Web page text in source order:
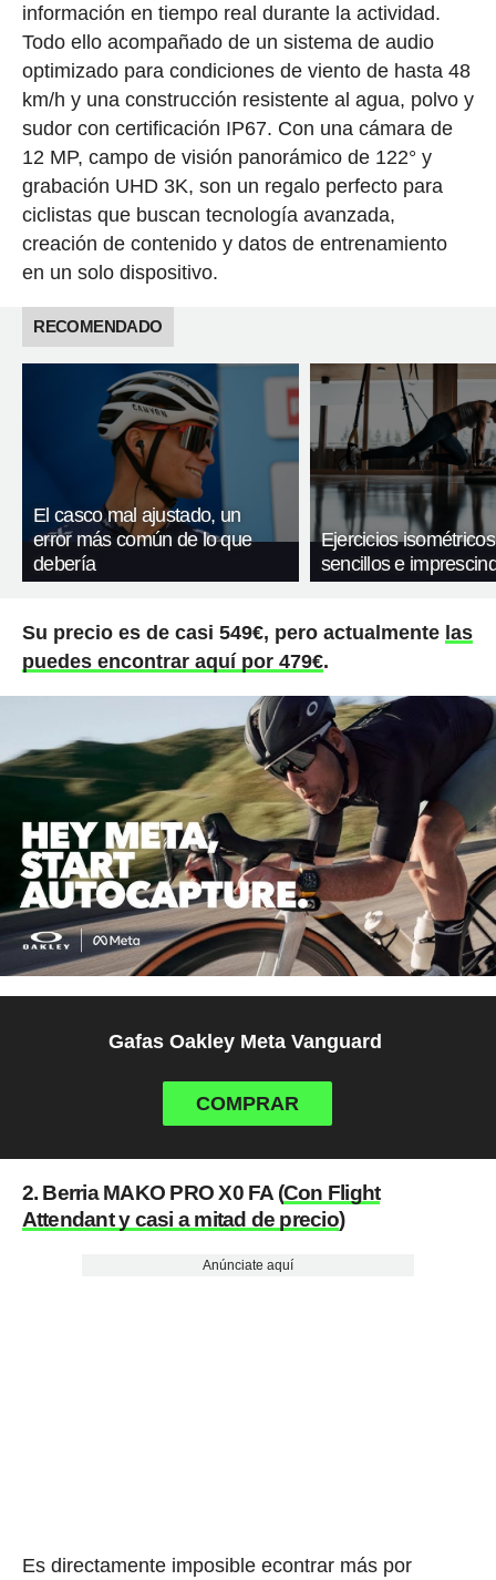
información en tiempo real durante la actividad.
Todo ello acompañado de un sistema de audio
optimizado para condiciones de viento de hasta 48
km/h y una construcción resistente al agua, polvo y
sudor con certificación IP67. Con una cámara de
12 MP, campo de visión panorámico de 122° y
grabación UHD 3K, son un regalo perfecto para
ciclistas que buscan tecnología avanzada,
creación de contenido y datos de entrenamiento
en un solo dispositivo.
RECOMENDADO
El casco mal ajustado, un
error más común de lo que
debería
Ejercicios
sencillos e
Su precio es de casi 549€, pero actualmente las
puedes encontrar aquí por 479€.
Gafas Oakley Meta Vanguard
COMPRAR
2. Berria MAKO PRO X0 FA (Con Flight
Attendant y casi a mitad de precio)
Anúnciate aquí
Es directamente imposible econtrar más por